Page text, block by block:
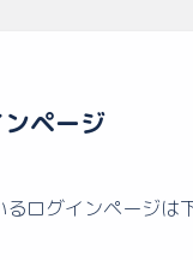
ページ
ログインページは